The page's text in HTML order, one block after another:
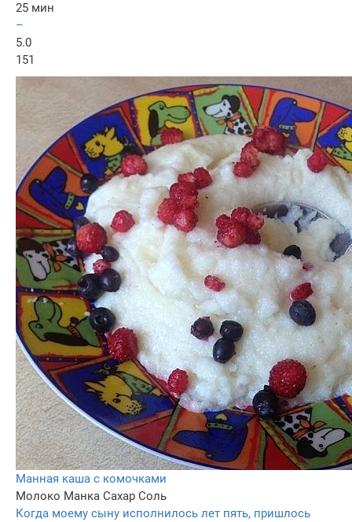
25 мин
–
5.0
151
Манная каша с комочками
Молоко Манка Сахар Соль
Когда моему сыну исполнилось лет пять, пришлось